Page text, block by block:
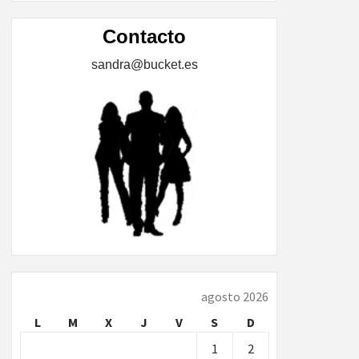
Contacto
sandra@bucket.es
agosto 2026
L
M X J V S
D
1
2